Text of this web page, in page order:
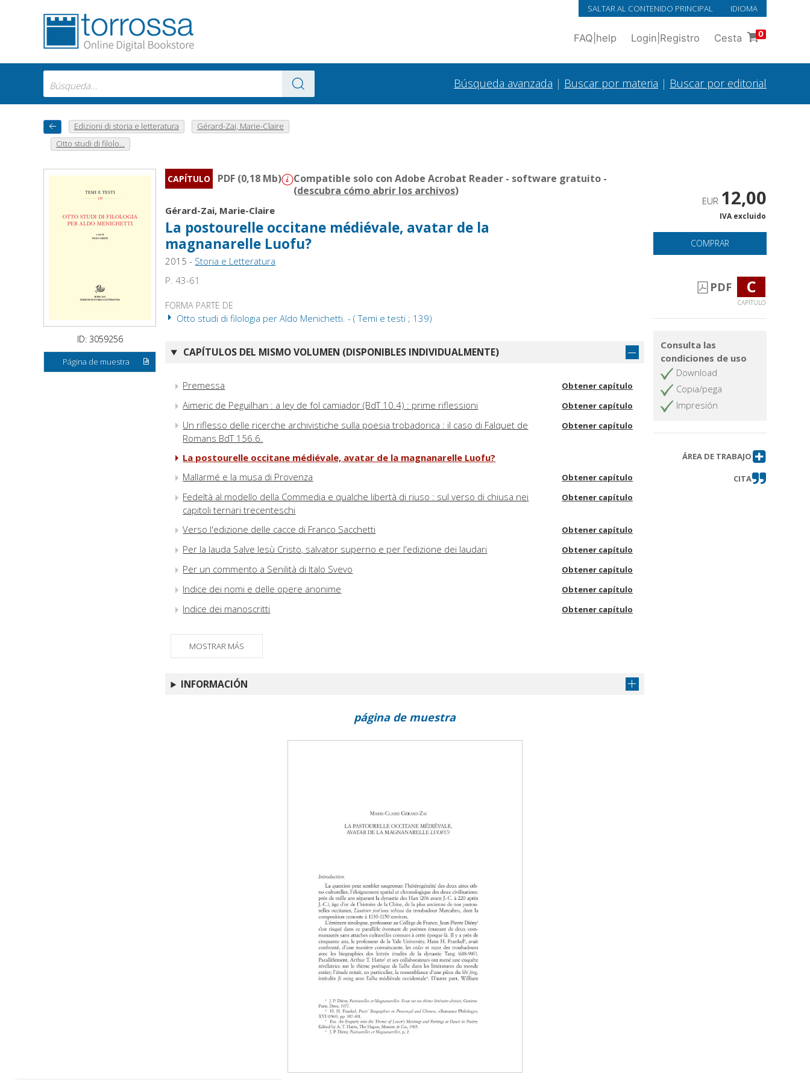
SALTAR AL CONTENIDO PRINCIPAL IDIOMA
FAQ help Login Registro Cesta 0
Búsqueda avanzada | Buscar por materia | Buscar por editorial
Edizioni di storia e letteratura
Gérard-Zai, Marie-Claire
Otto studi di filolo...
ID: 3059256
Página de muestra
CAPÍTULO PDF (0,18 Mb)
Compatible solo con Adobe Acrobat Reader - software gratuito -
(descubra cómo abrir los archivos)
Gérard-Zai, Marie-Claire
La postourelle occitane médiévale, avatar de la
magnanarelle Luofu?
2015 - Storia e Letteratura
P. 43-61
FORMA PARTE DE
Otto studi di filologia per Aldo Menichetti. - ( Temi e testi ; 139)
CAPÍTULOS DEL MISMO VOLUMEN (DISPONIBLES INDIVIDUALMENTE)
Premessa Obtener capítulo
Aimeric de Peguilhan : a ley de fol camiador (BdT 10.4) : prime riflessioni Obtener capítulo
Un riflesso delle ricerche archivistiche sulla poesia trobadorica : il caso di Falquet de
Romans BdT 156.6.
Obtener capítulo
La postourelle occitane médiévale, avatar de la magnanarelle Luofu?
Mallarmé e la musa di Provenza
Obtener capítulo
Fedeltà al modello della Commedia e qualche libertà di riuso : sul verso di chiusa nei
capitoli ternari trecenteschi
Obtener capítulo
Verso l'edizione delle cacce di Franco Sacchetti Obtener capítulo
Per la lauda Salve Iesù Cristo, salvator superno e per l'edizione dei laudari Obtener capítulo
Per un commento a Senilità di Italo Svevo Obtener capítulo
Indice dei nomi e delle opere anonime Obtener capítulo
Indice dei manoscritti Obtener capítulo
MOSTRAR MÁS
INFORMACIÓN
EUR 12,00
IVA excluido
COMPRAR
PDF C
CAPÍTULO
Consulta las
condiciones de uso
Download
Copia/pega
Impresión
ÁREA DE TRABAJO
CITA
página de muestra